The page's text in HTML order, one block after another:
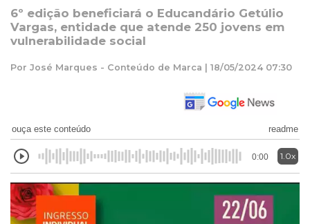
6º edição beneficiará o Educandário Getúlio
Vargas, entidade que atende 250 jovens em
vulnerabilidade social
Por José Marques - Conteúdo de Marca | 18/05/2024 07:30
ouça este conteúdo readme
0:00 1.0x